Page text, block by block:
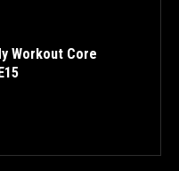
Workout Core